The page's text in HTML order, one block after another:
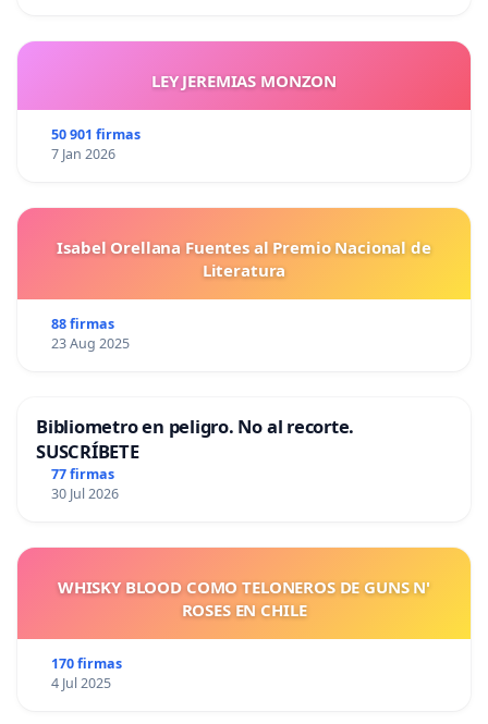
LEY JEREMIAS MONZON
50 901 firmas
7 Jan 2026
Isabel Orellana Fuentes al Premio Nacional de
Literatura
88 firmas
23 Aug 2025
Bibliometro en peligro. No al recorte.
SUSCRÍBETE
77 firmas
30 Jul 2026
WHISKY BLOOD COMO TELONEROS DE GUNS N'
ROSES EN CHILE
170 firmas
4 Jul 2025